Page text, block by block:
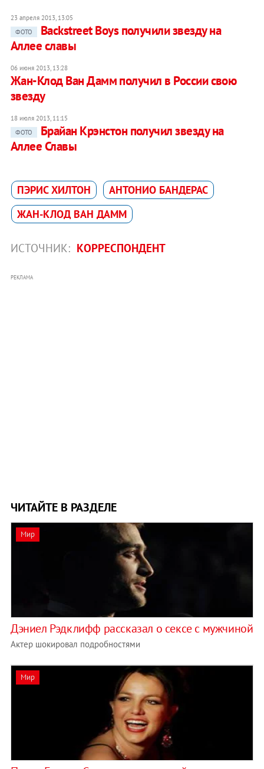
23 апреля 2013, 13:05
ФОТО
Backstreet Boys получили звезду на
Аллее славы
06 июня 2013, 13:28
Жан-Клод Ван Дамм получил в России свою
звезду
18 июля 2013, 11:15
ФОТО
Брайан Крэнстон получил звезду на
Аллее Славы
ПЭРИС ХИЛТОН
АНТОНИО БАНДЕРАС
ЖАН-КЛОД ВАН ДАММ
ИСТОЧНИК: КОРРЕСПОНДЕНТ
РЕКЛАМА
ЧИТАЙТЕ В РАЗДЕЛЕ
Мир
Дэниел Рэдклифф рассказал о сексе с мужчиной
Актер шокировал подробностями
Мир